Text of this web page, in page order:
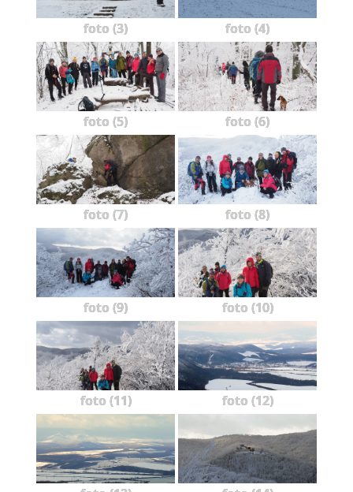
foto (3) foto (4)
foto (5) foto (6)
foto (7) foto (8)
foto (9) foto (10)
foto (11) foto (12)